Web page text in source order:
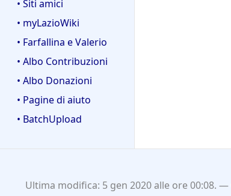
• Siti amici
• myLazioWiki
• Farfallina e Valerio
• Albo Contribuzioni
• Albo Donazioni
• Pagine di aiuto
• BatchUpload
Ultima modifica: 5 gen 2020 alle ore 00:08.